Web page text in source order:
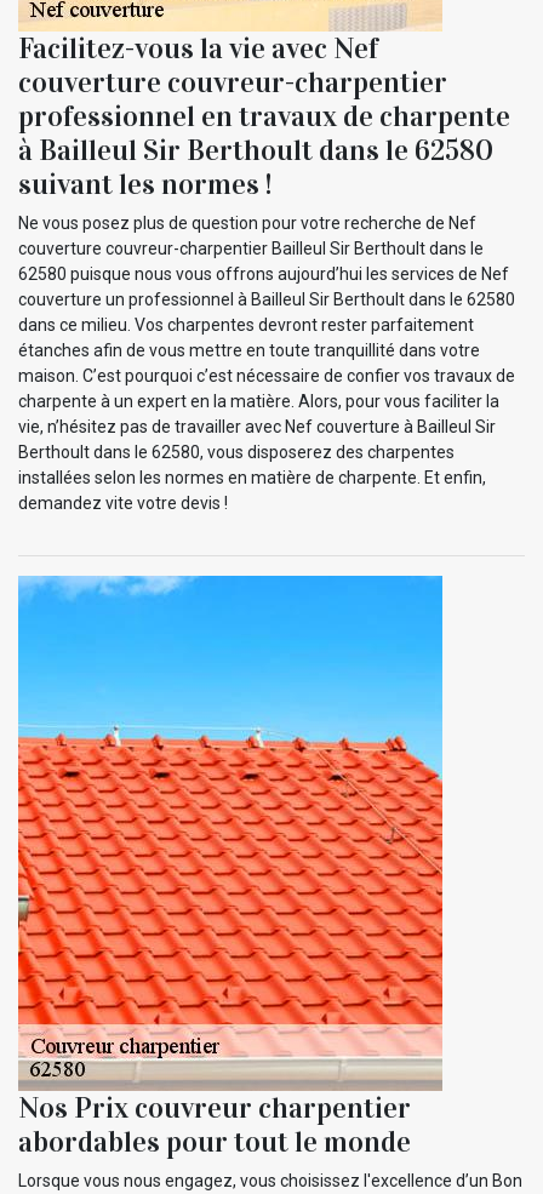
Facilitez-vous la vie avec Nef
couverture couvreur-charpentier
professionnel en travaux de charpente
à Bailleul Sir Berthoult dans le 62580
suivant les normes !
Ne vous posez plus de question pour votre recherche de Nef
couverture couvreur-charpentier Bailleul Sir Berthoult dans le
62580 puisque nous vous offrons aujourd’hui les services de Nef
couverture un professionnel à Bailleul Sir Berthoult dans le 62580
dans ce milieu. Vos charpentes devront rester parfaitement
étanches afin de vous mettre en toute tranquillité dans votre
maison. C’est pourquoi c’est nécessaire de confier vos travaux de
charpente à un expert en la matière. Alors, pour vous faciliter la
vie, n’hésitez pas de travailler avec Nef couverture à Bailleul Sir
Berthoult dans le 62580, vous disposerez des charpentes
installées selon les normes en matière de charpente. Et enfin,
demandez vite votre devis !
Nos Prix couvreur charpentier
abordables pour tout le monde
Lorsque vous nous engagez, vous choisissez l'excellence d’un Bon